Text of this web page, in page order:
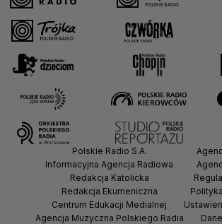
Polskie Radio S.A.
Informacyjna Agencja Radiowa
Redakcja Katolicka
Redakcja Ekumeniczna
Centrum Edukacji Medialnej
Agencja Muzyczna Polskiego Radia